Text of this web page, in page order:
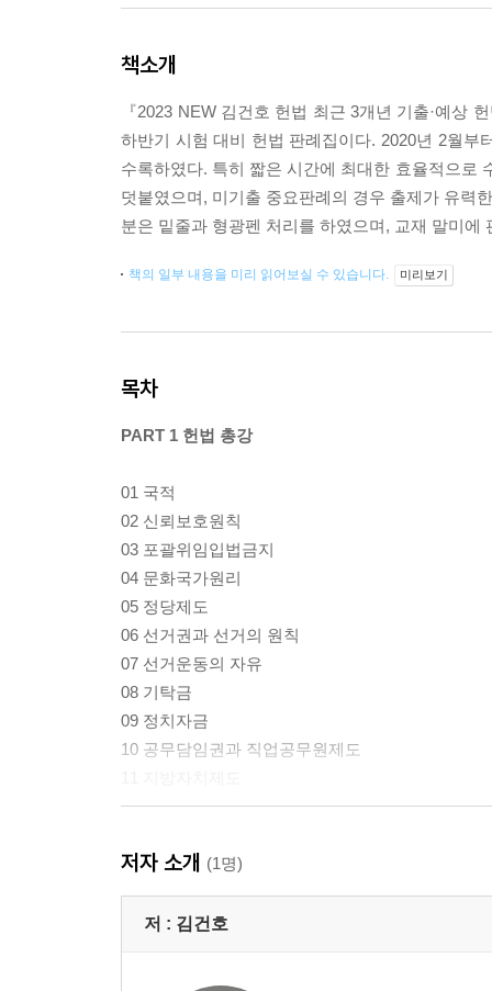
책소개
『2023 NEW 김건호 헌법 최근 3개년 기출·예상
하반기 시험 대비 헌법 판례집이다. 2020년 2월부
수록하였다. 특히 짧은 시간에 최대한 효율적으로
덧붙였으며, 미기출 중요판례의 경우 출제가 유력
분은 밑줄과 형광펜 처리를 하였으며, 교재 말미
책의 일부 내용을 미리 읽어보실 수 있습니다. 미리보기
목차
PART 1 헌법 총강
01 국적
02 신뢰보호원칙
03 포괄위임입법금지
04 문화국가원리
05 정당제도
06 선거권과 선거의 원칙
07 선거운동의 자유
08 기탁금
09 정치자금
10 공무담임권과 직업공무원제도
01 일반적 인격권
02 일반적 행동의 자유
저자 소개 (1명)
저 : 김건호